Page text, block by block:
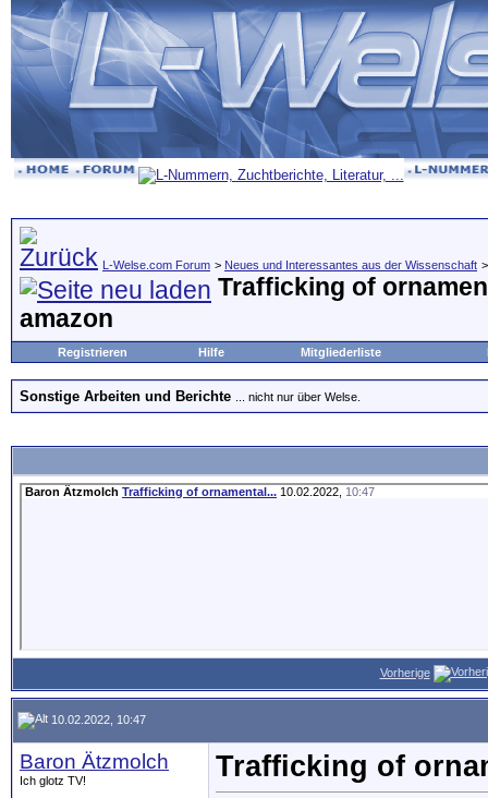
L-Welse.com Forum > Neues und Interessantes aus der Wissenschaft
Trafficking of
amazon
Registrieren Hilfe Mitgliederliste
Sonstige Arbeiten und Berichte ... nicht nur über Welse.
Baron Ätzmolch Trafficking of ornamental... 10.02.2022, 10:47
Vorherige
10.02.2022, 10:47
Baron Ätzmolch
Ich glotz TV!
Trafficking of